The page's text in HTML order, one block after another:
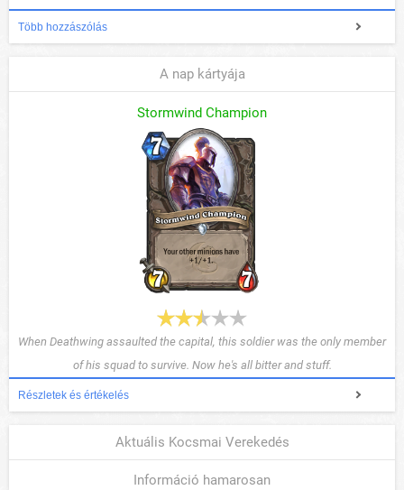
Több hozzászólás
A nap kártyája
Stormwind Champion
When Deathwing assaulted the capital, this soldier was the only member
of his squad to survive. Now he's all bitter and stuff.
Részletek és értékelés
Aktuális Kocsmai Verekedés
Információ hamarosan